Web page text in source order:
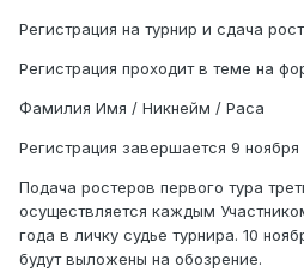
Регистрация на турнир и сдача
Регистрация проходит в теме на
Фамилия Имя / Никнейм / Раса
Регистрация завершается 9 ноября
Подача ростеров первого тура
осуществляется каждым
года в личку судье турнира. 10
будут выложены на обозрение.